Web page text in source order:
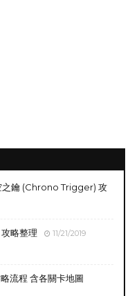
之鑰 (Chrono Trigger) 攻
略整理 11/21/2019
流程 含各關卡地圖